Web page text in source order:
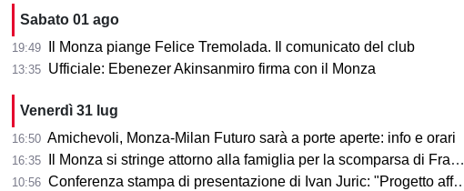
Sabato 01 ago
19:49 Il Monza piange Felice Tremolada. Il comunicato del club
13:35 Ufficiale: Ebenezer Akinsanmiro firma con il Monza
Venerdì 31 lug
16:50 Amichevoli, Monza-Milan Futuro sarà a porte aperte: info e orari
16:35 Il Monza si stringe attorno alla famiglia per la scomparsa di Franco Baresi
10:56 Conferenza stampa di presentazione di Ivan Juric: "Progetto affascinante"